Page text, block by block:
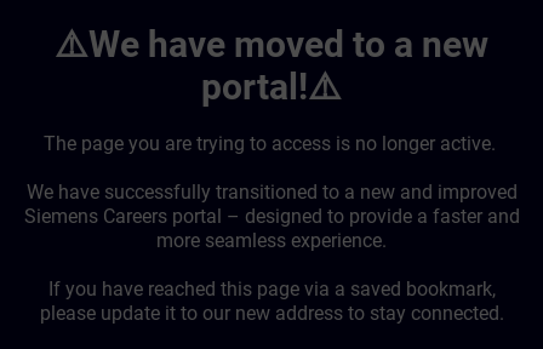
⚠️We have moved to a new
portal!⚠️
The page you are trying to access is no longer active.
We have successfully transitioned to a new and improved
Siemens Careers portal – designed to provide a faster and
more seamless experience.
If you have reached this page via a saved bookmark,
please update it to our new address to stay connected.